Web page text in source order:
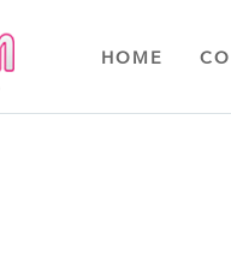
HOME